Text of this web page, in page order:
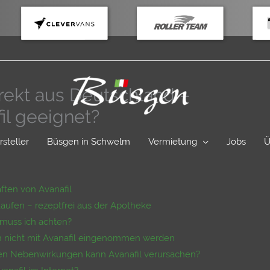
Büsgen in Schwelm Vermietung Jobs
aus Deutschland –
geeignet?
von Avanafil
– rezeptfrei aus der Apotheke
ich achten?
mit Avanafil eingenommen werden
Nebenwirkungen kann Avanafil verursachen?